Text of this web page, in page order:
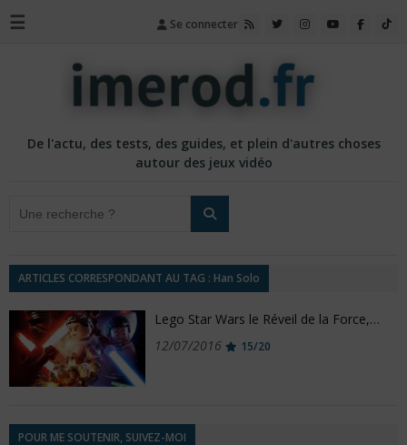
☰ Se connecter
De l'actu, des tests, des guides, et plein d'autres choses
autour des jeux vidéo
ARTICLES CORRESPONDANT AU TAG : Han Solo
Lego Star Wars le Réveil de la Force,…
12/07/2016
15/20
POUR ME SOUTENIR, SUIVEZ-MOI